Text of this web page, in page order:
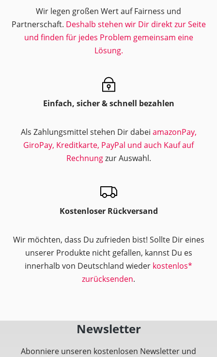
Wir legen großen Wert auf Fairness und
Partnerschaft. Deshalb stehen wir Dir direkt zur Seite
und finden für jedes Problem gemeinsam eine
Lösung.
Einfach, sicher & schnell bezahlen
Als Zahlungsmittel stehen Dir dabei amazonPay,
GiroPay, Kreditkarte, PayPal und auch Kauf auf
Rechnungzur Auswahl.
Kostenloser Rückversand
Wir möchten, dass Du zufrieden bist! Sollte Dir eines
unserer Produkte nicht gefallen, kannst Du es
innerhalb von Deutschland wieder kostenlos*
zurücksenden.
Newsletter
Abonniere unseren kostenlosen Newsletter und